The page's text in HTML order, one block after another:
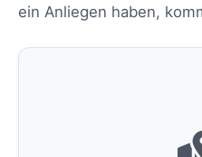
ein Anliegen haben,